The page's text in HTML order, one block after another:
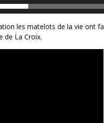
les matelots de la vie ont
de La Croix.